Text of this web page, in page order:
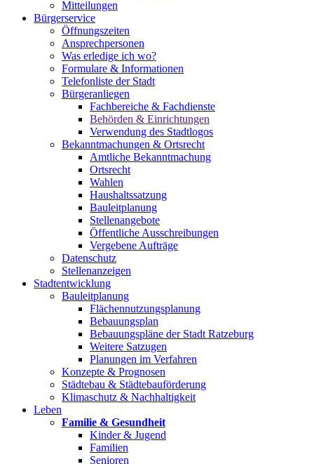
Mitteilungen
Bürgerservice
Öffnungszeiten
Ansprechpersonen
Was erledige ich wo?
Formulare & Informationen
Telefonliste der Stadt
Bürgeranliegen
Fachbereiche & Fachdienste
Behörden & Einrichtungen
Verwendung des Stadtlogos
Bekanntmachungen & Ortsrecht
Amtliche Bekanntmachung
Ortsrecht
Wahlen
Haushaltssatzung
Bauleitplanung
Stellenangebote
Öffentliche Ausschreibungen
Vergebene Aufträge
Datenschutz
Stellenanzeigen
Stadtentwicklung
Bauleitplanung
Flächennutzungsplanung
Bebauungsplan
Bebauungspläne der Stadt Ratzeburg
Weitere Satzugen
Planungen im Verfahren
Konzepte & Prognosen
Städtebau & Städtebauförderung
Klimaschutz & Nachhaltigkeit
Leben
Familie & Gesundheit
Kinder & Jugend
Familien
Senioren